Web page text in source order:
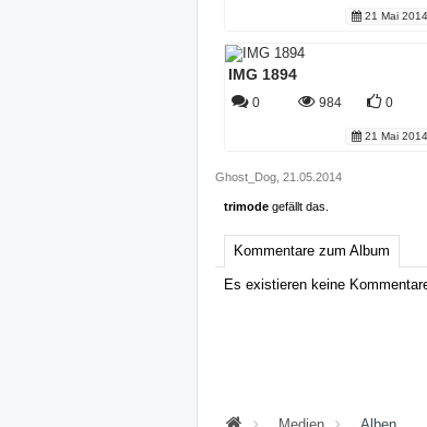
21 Mai 2014
IMG 1894
0 984 0
21 Mai 2014
Ghost_Dog 21.05.2014
trimode gefällt das.
Kommentare zum Album
Es existieren keine